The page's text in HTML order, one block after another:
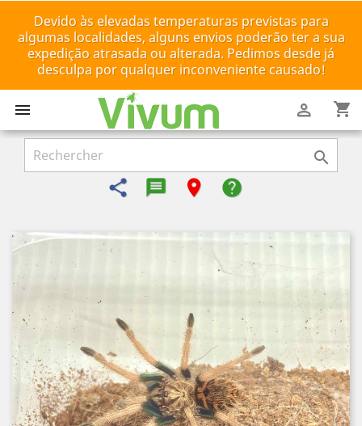
Devido às elevadas temperaturas previstas para
algumas localidades, alguns envios poderão ter a sua
expedição atrasada ou alterada. Pedimos desde já
desculpa por qualquer inconveniente causado!
 shopping_cart


share message-reply-text
room help